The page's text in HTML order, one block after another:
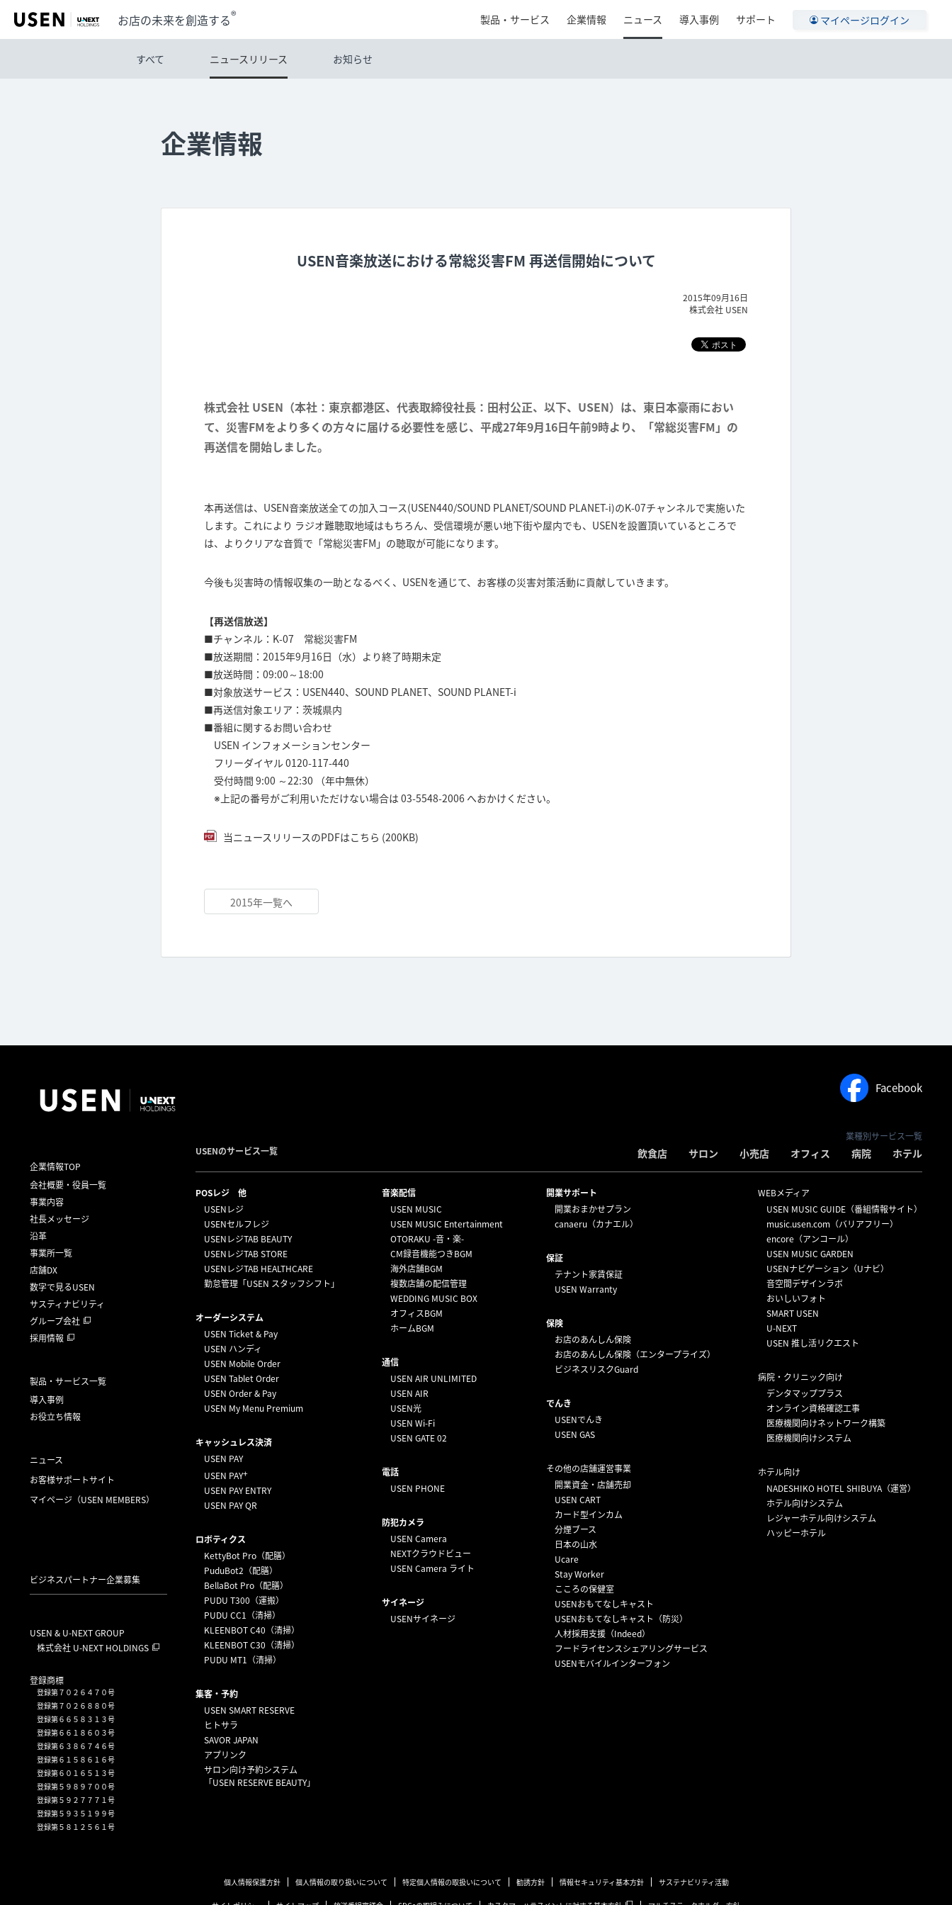
製品・サービス 企業情報 ニュース 導入事例 サポート マイページログイン
お店の未来を創造する®
すべて ニュースリリース お知らせ
企業情報
USEN音楽放送における常総災害FM 再送信開始について
2015年09月16日
株式会社 USEN
株式会社 USEN（本社：東京都港区、代表取締役社長：田村公正、以下、USEN）は、東日本豪雨におい
て、災害FMをより多くの方々に届ける必要性を感じ、平成27年9月16日午前9時より、「常総災害FM」の
再送信を開始しました。
本再送信は、USEN音楽放送全ての加入コース(USEN440/SOUND PLANET/SOUND PLANET-i)のK-07チャンネルで実施いた
します。これにより ラジオ難聴取地域はもちろん、受信環境が悪い地下街や屋内でも、USENを設置頂いているところで
は、よりクリアな音質で「常総災害FM」の聴取が可能になります。
今後も災害時の情報収集の一助となるべく、USENを通じて、お客様の災害対策活動に貢献していきます。
【再送信放送】
■チャンネル：K-07 常総災害FM
■放送期間：2015年9月16日（水）より終了時期未定
■放送時間：09:00～18:00
■対象放送サービス：USEN440、SOUND PLANET、SOUND PLANET-i
■再送信対象エリア：茨城県内
■番組に関するお問い合わせ
USEN インフォメーションセンター
フリーダイヤル 0120-117-440
受付時間 9:00 ～22:30 （年中無休）
※上記の番号がご利用いただけない場合は 03-5548-2006 へおかけください。
当ニュースリリースのPDFはこちら (200KB)
2015年一覧へ
Facebook
業種別サービス一覧
飲食店 サロン 小売店 オフィス 病院 ホテル
企業情報TOP
会社概要・役員一覧
事業内容
社長メッセージ
沿革
事業所一覧
店舗DX
数字で見るUSEN
サスティナビリティ
グループ会社
採用情報
製品・サービス一覧
導入事例
お役立ち情報
ニュース
お客様サポートサイト
マイページ （USEN MEMBERS）
ビジネスパートナー企業募集
USEN & U-NEXT GROUP
株式会社 U-NEXT HOLDINGS
登録商標
登録第７０２６４７０号
登録第７０２６８８０号
登録第６６５８３１３号
登録第６６１８６０３号
登録第６３８６７４６号
登録第６１５８６１６号
登録第６０１６５１３号
登録第５９８９７００号
登録第５９２７７７１号
登録第５９３５１９９号
登録第５８１２５６１号
USENのサービス一覧
POSレジ 他
USENレジ
USENセルフレジ
USENレジTAB BEAUTY
USENレジTAB STORE
USENレジTAB HEALTHCARE
勤怠管理「USEN スタッフシフト」
オーダーシステム
USEN Ticket & Pay
USEN ハンディ
USEN Mobile Order
USEN Tablet Order
USEN Order & Pay
USEN My Menu Premium
キャッシュレス決済
USEN PAY
USEN PAY+
USEN PAY ENTRY
USEN PAY QR
ロボティクス
KettyBot Pro（配膳）
PuduBot2（配膳）
BellaBot Pro（配膳）
PUDU T300（運搬）
PUDU CC1（清掃）
KLEENBOT C40（清掃）
KLEENBOT C30（清掃）
PUDU MT1（清掃）
集客・予約
USEN SMART RESERVE
ヒトサラ
SAVOR JAPAN
アプリンク
サロン向け予約システム
「USEN RESERVE BEAUTY」
⁩音楽配信
USEN MUSIC
USEN MUSIC Entertainment
OTORAKU -音・楽-
CM録音機能つきBGM
海外店舗BGM
複数店舗の配信管理
WEDDING MUSIC BOX
オフィスBGM
ホームBGM
通信
USEN AIR UNLIMITED
USEN AIR
USEN光
USEN Wi-Fi
USEN GATE 02
電話
USEN PHONE
防犯カメラ
USEN Camera
NEXTクラウドビュー
USEN Camera ライト
サイネージ
USENサイネージ
開業サポート
開業おまかせプラン
canaeru（カナエル）
保証
テナント家賃保証
USEN Warranty
保険
お店のあんしん保険
お店のあんしん保険（エンタープライズ）
ビジネスリスクGuard
でんき
USENでんき
USEN GAS
その他の店舗運営事業
開業資金・店舗売却
USEN CART
カード型インカム
分煙ブース
日本の山水
Ucare
Stay Worker
こころの保健室
USENおもてなしキャスト
USENおもてなしキャスト（防災）
人材採用支援（Indeed）
フードライセンスシェアリングサービス
USENモバイルインターフォン
WEBメディア
USEN MUSIC GUIDE（番組情報サイト）
music.usen.com（バリアフリー）
encore（アンコール）
USEN MUSIC GARDEN
USENナビゲーション（Uナビ）
音空間デザインラボ
おいしいフォト
SMART USEN
U-NEXT
USEN 推し活リクエスト
病院・クリニック向け
デンタマッププラス
オンライン資格確認工事
医療機関向けネットワーク構築
医療機関向けシステム
ホテル向け
NADESHIKO HOTEL SHIBUYA（運営）
ホテル向けシステム
レジャーホテル向けシステム
ハッピーホテル
個人情報保護方針 個人情報の取り扱いについて 特定個人情報の取扱いについて 勧誘方針 情報セキュリティ基本方針 サステナビリティ活動